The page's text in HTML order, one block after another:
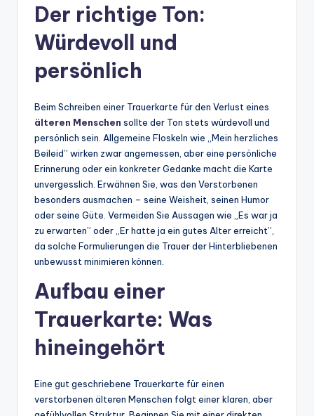
Der richtige Ton:
Würdevoll und
persönlich
Beim Schreiben einer Trauerkarte für den Verlust eines
älteren Menschen sollte der Ton stets würdevoll und
persönlich sein. Allgemeine Floskeln wie „Mein herzliches
Beileid” wirken zwar angemessen, aber eine persönliche
Erinnerung oder ein konkreter Gedanke macht die Karte
unvergesslich. Erwähnen Sie, was den Verstorbenen
besonders ausmachen – seine Weisheit, seinen Humor
oder seine Güte. Vermeiden Sie Aussagen wie „Es war ja
zu erwarten” oder „Er hatte ja ein gutes Alter erreicht”,
da solche Formulierungen die Trauer der Hinterbliebenen
unbewusst minimieren können.
Aufbau einer
Trauerkarte: Was
hineingehört
Eine gut geschriebene Trauerkarte für einen
verstorbenen älteren Menschen folgt einer klaren, aber